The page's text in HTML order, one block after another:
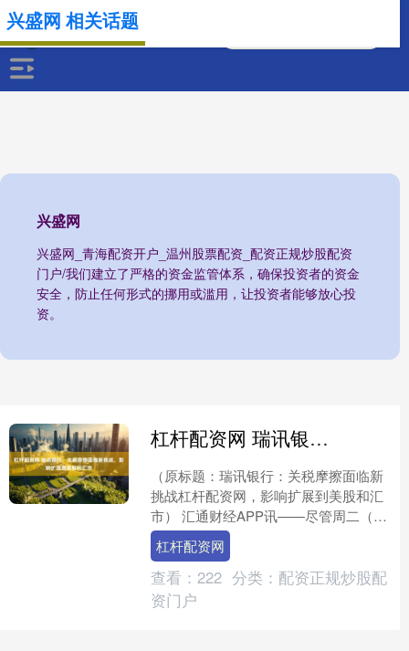
兴盛网
兴盛网_青海配资开户_温州股票配资_配资正规炒股配资
门户/我们建立了严格的资金监管体系，确保投资者的资金
安全，防止任何形式的挪用或滥用，让投资者能够放心投
资。
兴盛网 相关话题
杠杆配资网 瑞讯银行：关税摩擦面临新挑战，影响扩展到美股和汇市
（原标题：瑞讯银行：关税摩擦面临新
挑战杠杆配资网，影响扩展到美股和汇
市） 汇通财经APP讯——尽管周二（4
月15日）欧洲资产市场在一些关税摩擦
缓和的消息影响下情....
杠杆配资网
查看： 222 分类： 配资正规炒股配
资门户